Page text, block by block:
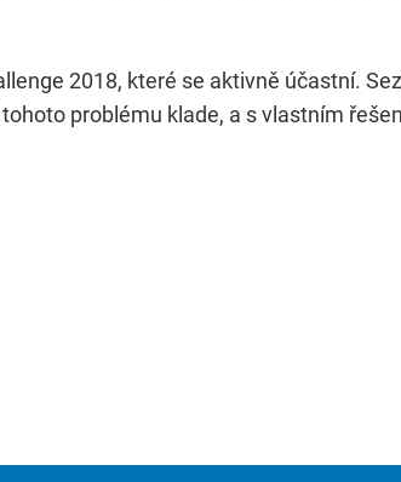
2018, které se aktivně účastní.
problému klade, a s vlastním